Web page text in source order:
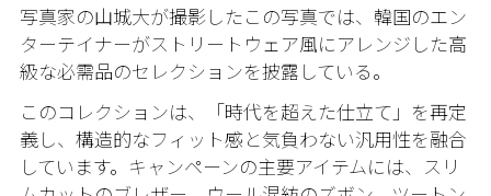
写真家の山城大が撮影したこの写真では、韓国のエン
ターテイナーがストリートウェア風にアレンジした高
級な必需品のセレクションを披露している。
このコレクションは、「時代を超えた仕立て」を再定
義し、構造的なフィット感と気負わない汎用性を融合
しています。キャンペーンの主要アイテムには、スリ